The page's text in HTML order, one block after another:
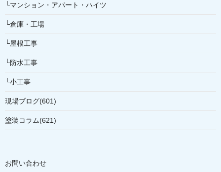
└マンション・アパート・ハイツ
└倉庫・工場
└屋根工事
└防水工事
└小工事
現場ブログ(601)
塗装コラム(621)
お問い合わせ